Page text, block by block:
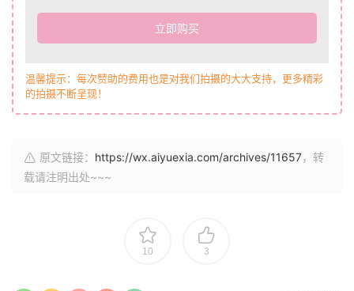
立即购买
温馨提示：每次赞助的费用也是对我们拍摄的大大支持，更多精彩
的拍摄不断呈现！
原文链接： https://wx.aiyuexia.com/archives/11657，转
载请注明出处~~~
10 3